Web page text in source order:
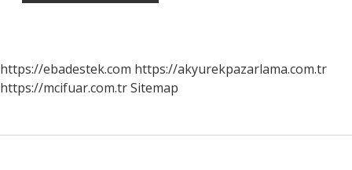
https://ebadestek.com https://akyurekpazarlama.com.tr
https://mcifuar.com.trSitemap